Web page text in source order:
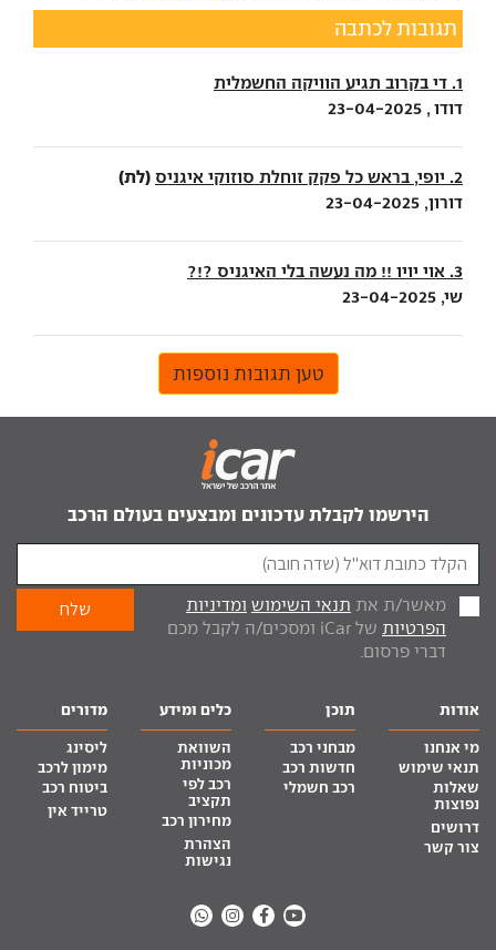
תגובות לכתבה
1. די בקרוב תגיע הוויקה החשמלית
דודו , 23-04-2025
2. יופי, בראש כל פקק זוחלת סוזוקי איגניס (לת)
דורון, 23-04-2025
3. אוי יויו !! מה נעשה בלי האיגניס ?!?
שי, 23-04-2025
טען תגובות נוספות
הירשמו לקבלת עדכונים ומבצעים בעולם הרכב
מאשר/ת את תנאי השימוש ומדיניות
הפרטיות
של iCar ומסכים/ה לקבל מכם
דברי פרסום.
אודות
מי אנחנו
תנאי שימוש
שאלות
נפוצות
דרושים
צור קשר
תוכן
מבחני רכב
חדשות רכב
רכב חשמלי
כלים ומידע
השוואת
מכוניות
רכב לפי
תקציב
מחירון רכב
הצהרת
נגישות
מדורים
ליסינג
מימון לרכב
ביטוח רכב
טרייד אין